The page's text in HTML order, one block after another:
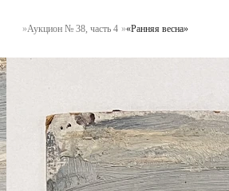
Аукцион № 38, часть 4 «Ранняя весна»